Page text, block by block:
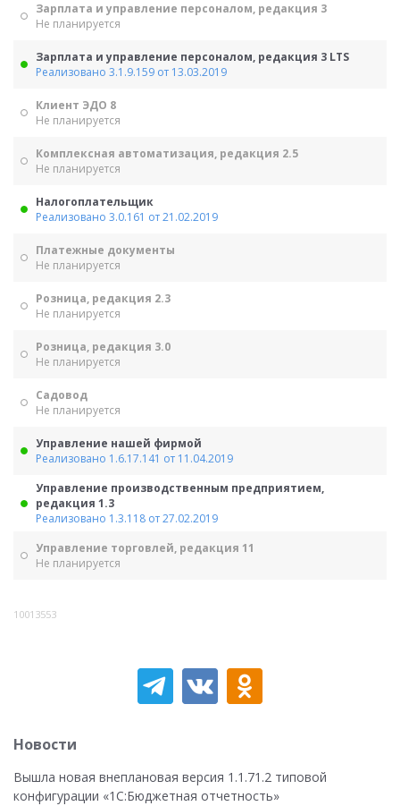
Зарплата и управление персоналом, редакция 3
Не планируется
Зарплата и управление персоналом, редакция 3 LTS
Реализовано 3.1.9.159 от 13.03.2019
Клиент ЭДО 8
Не планируется
Комплексная автоматизация, редакция 2.5
Не планируется
Налогоплательщик
Реализовано 3.0.161 от 21.02.2019
Платежные документы
Не планируется
Розница, редакция 2.3
Не планируется
Розница, редакция 3.0
Не планируется
Садовод
Не планируется
Управление нашей фирмой
Реализовано 1.6.17.141 от 11.04.2019
Управление производственным предприятием,
редакция 1.3
Реализовано 1.3.118 от 27.02.2019
Управление торговлей, редакция 11
Не планируется
10013553
Новости
Вышла новая внеплановая версия 1.1.71.2 типовой
конфигурации «1C:Бюджетная отчетность»